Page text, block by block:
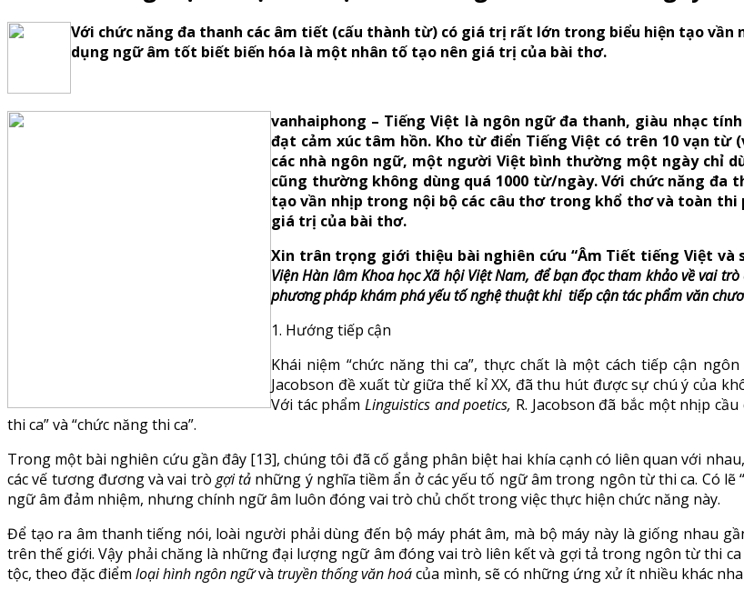
Với chức năng đa thanh các âm tiết (cấu thành từ) có giá trị rất lớn trong biểu hiện tạo
dụng ngữ âm tốt biết biến hóa là một nhân tố tạo nên giá trị của bài thơ.
vanhaiphong – Tiếng Việt là ngôn ngữ đa thanh, giàu nhạc
đạt cảm xúc tâm hồn. Kho từ điển Tiếng Việt có trên 10 vạn
các nhà ngôn ngữ, một người Việt bình thường một ngày chỉ
cũng thường không dùng quá 1000 từ/ngày. Với chức năng
tạo vần nhịp trong nội bộ các câu thơ trong khổ thơ và toàn
giá trị của bài thơ.
Xin trân trọng giới thiệu bài nghiên cứu “Âm Tiết tiếng Việt và
Viện Hàn lâm Khoa học Xã hội Việt Nam, để bạn đọc tham khảo về vai
phương pháp khám phá yếu tố nghệ thuật khi tiếp cận tác phẩm văn
1. Hướng tiếp cận
Khái niệm “chức năng thi ca”, thực chất là một cách tiếp cận
Jacobson đề xuất từ giữa thế kỉ XX, đã thu hút được sự chú ý của
Với tác phẩmLinguistics and poetics, R. Jacobson đã bắc một nhịp
thi ca” và “chức năng thi ca”.
Trong một bài nghiên cứu gần đây [13], chúng tôi đã cố gắng phân biệt hai khía cạnh có liên quan với
các vế tương đương và vai trò gợi tả những ý nghĩa tiềm ẩn ở các yếu tố ngữ âm trong ngôn từ thi ca. Có lẽ
ngữ âm đảm nhiệm, nhưng chính ngữ âm luôn đóng vai trò chủ chốt trong việc thực hiện chức năng này.
Để tạo ra âm thanh tiếng nói, loài người phải dùng đến bộ máy phát âm, mà bộ máy này là giống nhau
trên thế giới. Vậy phải chăng là những đại lượng ngữ âm đóng vai trò liên kết và gợi tả trong ngôn từ thi
tộc, theo đặc điểm loại hình ngôn ngữvà truyền thốngvăn hoácủa mình, sẽ có những ứng xử ít nhiều khác